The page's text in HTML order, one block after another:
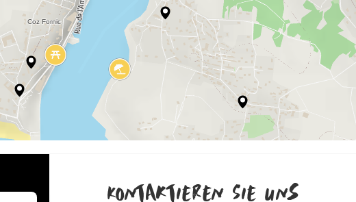
Kontaktieren Sie uns